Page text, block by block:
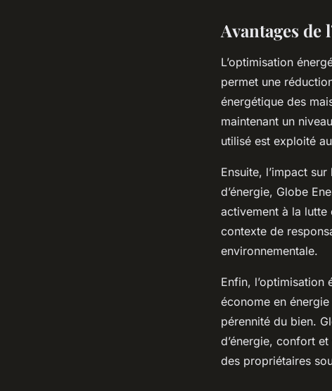
Avantages de
L’optimisation
permet une
énergétique des
maintenant un
utilisé est exploité
Ensuite, l’impact
d’énergie, Globe
activement à la lutte
contexte de
environnementale.
Enfin,
économe en
pérennité du bien.
d’énergie, confort
des propriétaires